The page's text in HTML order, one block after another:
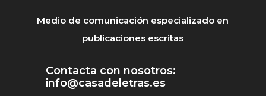
Medio de comunicación especializado en
publicaciones escritas
Contacta con nosotros:
info@casadeletras.es